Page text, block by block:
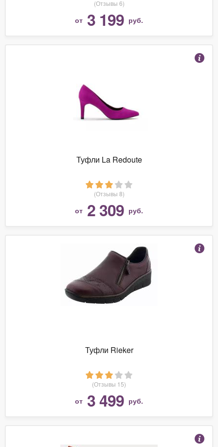
(Отзывы 6)
от 3 199 руб.
Туфли La Redoute
(Отзывы 8)
от 2 309 руб.
Туфли Rieker
(Отзывы 15)
от 3 499 руб.